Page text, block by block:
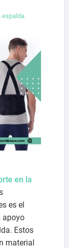
espalda
en la
es el
apoyo
Estos
material